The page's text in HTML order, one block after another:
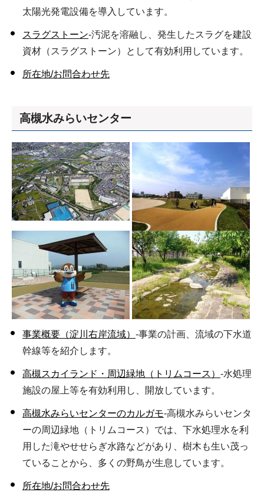
太陽光発電設備を導入しています。
スラグストーン-汚泥を溶融し、発生したスラグを建設
資材（スラグストーン）として有効利用しています。
所在地/お問合わせ先
高槻水みらいセンター
事業概要（淀川右岸流域） -事業の計画、流域の下水道
幹線等を紹介します。
高槻スカイランド・周辺緑地（トリムコース） -水処理
施設の屋上等を有効利用し、開放しています。
高槻水みらいセンターのカルガモ-高槻水みらいセンタ
ーの周辺緑地（トリムコース）では、下水処理水を利
用した滝やせせらぎ水路などがあり、樹木も生い茂っ
ていることから、多くの野鳥が生息しています。
所在地/お問合わせ先